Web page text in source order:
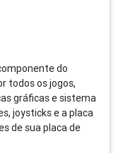
do
todos os jogos,
gráficas e sistema
joysticks e a placa
de sua placa de